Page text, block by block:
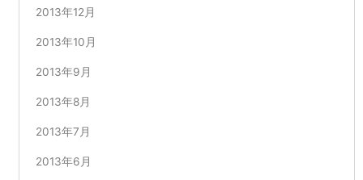
2013年12月
2013年10月
2013年9月
2013年8月
2013年7月
2013年6月